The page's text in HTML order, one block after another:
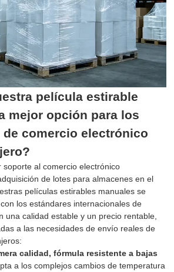
película estirable
mejor opción para los
de comercio electrónico
soporte al comercio electrónico
de lotes para almacenes en el
películas estirables manuales se
los estándares internacionales de
una calidad estable y un precio rentable,
a las necesidades de envío reales de
calidad, fórmula resistente a bajas
a los complejos cambios de temperatura